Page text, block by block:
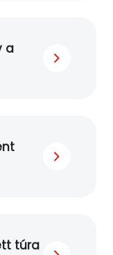
a
túra